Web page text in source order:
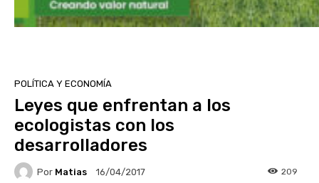
POLÍTICA Y ECONOMÍA
Leyes que enfrentan a los
ecologistas con los
desarrolladores
Por Matias 16/04/2017 209